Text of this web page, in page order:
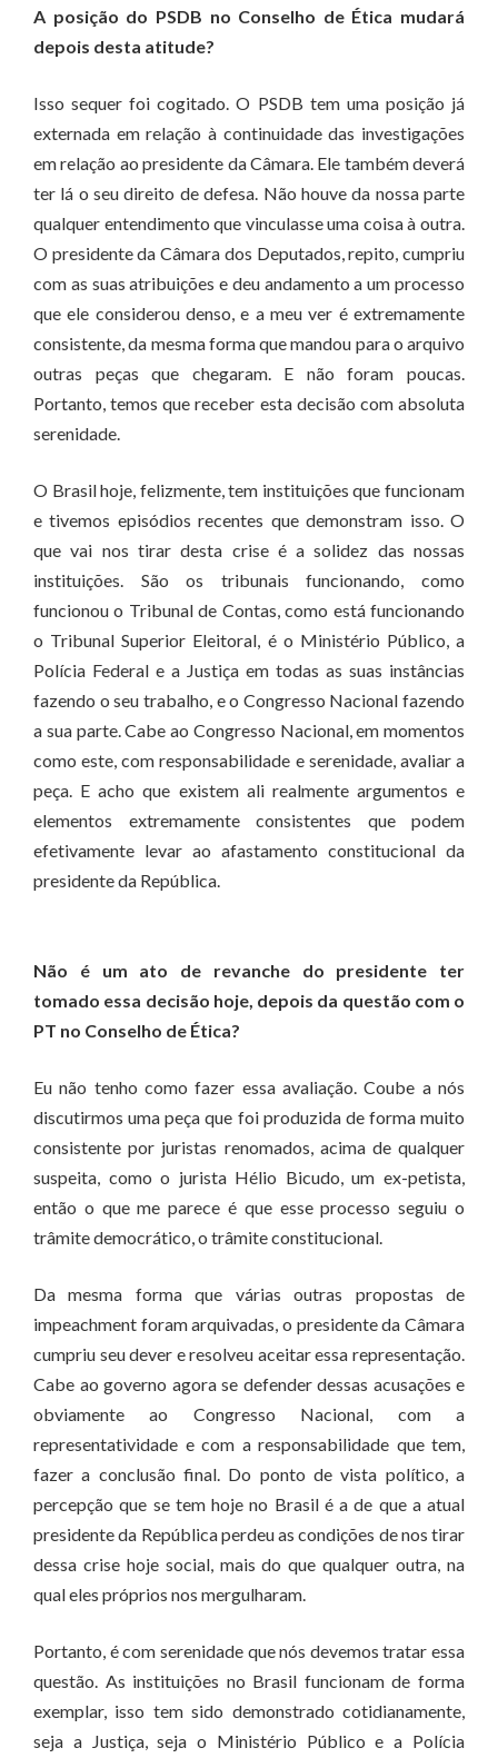
A posição do PSDB no Conselho de Ética mudará
depois desta atitude?
Isso sequer foi cogitado. O PSDB tem uma posição já
externada em relação à continuidade das investigações
em relação ao presidente da Câmara. Ele também deverá
ter lá o seu direito de defesa. Não houve da nossa parte
qualquer entendimento que vinculasse uma coisa à outra.
O presidente da Câmara dos Deputados, repito, cumpriu
com as suas atribuições e deu andamento a um processo
que ele considerou denso, e a meu ver é extremamente
consistente, da mesma forma que mandou para o arquivo
outras peças que chegaram. E não foram poucas.
Portanto, temos que receber esta decisão com absoluta
serenidade.
O Brasil hoje, felizmente, tem instituições que funcionam
e tivemos episódios recentes que demonstram isso. O
que vai nos tirar desta crise é a solidez das nossas
instituições. São os tribunais funcionando, como
funcionou o Tribunal de Contas, como está funcionando
o Tribunal Superior Eleitoral, é o Ministério Público, a
Polícia Federal e a Justiça em todas as suas instâncias
fazendo o seu trabalho, e o Congresso Nacional fazendo
a sua parte. Cabe ao Congresso Nacional, em momentos
como este, com responsabilidade e serenidade, avaliar a
peça. E acho que existem ali realmente argumentos e
elementos extremamente consistentes que podem
efetivamente levar ao afastamento constitucional da
presidente da República.
Não é um ato de revanche do presidente ter
tomado essa decisão hoje, depois da questão com o
PT no Conselho de Ética?
Eu não tenho como fazer essa avaliação. Coube a nós
discutirmos uma peça que foi produzida de forma muito
consistente por juristas renomados, acima de qualquer
suspeita, como o jurista Hélio Bicudo, um ex-petista,
então o que me parece é que esse processo seguiu o
trâmite democrático, o trâmite constitucional.
Da mesma forma que várias outras propostas de
impeachment foram arquivadas, o presidente da Câmara
cumpriu seu dever e resolveu aceitar essa representação.
Cabe ao governo agora se defender dessas acusações e
obviamente ao Congresso Nacional, com a
representatividade e com a responsabilidade que tem,
fazer a conclusão final. Do ponto de vista político, a
percepção que se tem hoje no Brasil é a de que a atual
presidente da República perdeu as condições de nos tirar
dessa crise hoje social, mais do que qualquer outra, na
qual eles próprios nos mergulharam.
Portanto, é com serenidade que nós devemos tratar essa
questão. As instituições no Brasil funcionam de forma
exemplar, isso tem sido demonstrado cotidianamente,
seja a Justiça, seja o Ministério Público e a Polícia